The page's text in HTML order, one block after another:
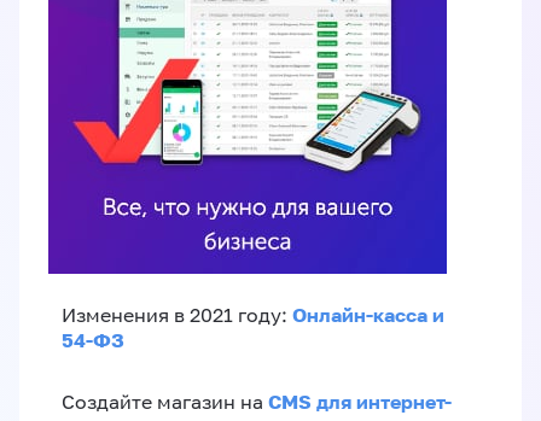
Изменения в 2021 году: Онлайн-касса и
54-ФЗ
Создайте магазин на CMS для интернет-